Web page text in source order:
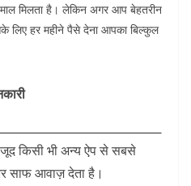
मिलता है। लेकिन अगर आप बेहतरीन
लिए हर महीने पैसे देना आपका बिल्कुल
किसी भी अन्य ऐप से सबसे
साफ आवाज़ देता है।